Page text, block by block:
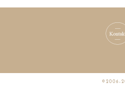
©2006-